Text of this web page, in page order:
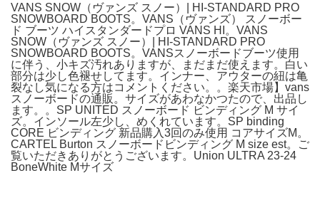
VANS SNOW（ヴァンズ スノー）| HI-STANDARD PRO
SNOWBOARD BOOTS。VANS（ヴァンズ） スノーボー
ド ブーツ ハイスタンダードプロ VANS HI。VANS
SNOW（ヴァンズ スノー）| HI-STANDARD PRO
SNOWBOARD BOOTS。VANSスノーボードブーツ使用
に伴う、小キズ汚れありますが、まだまだ使えます。白い
部分は少し色褪せしてます。インナー、アウターの紐は亀
裂なし気になる方はコメントください。。楽天市場】vans
スノーボードの通販。サイズがあわなかつたので、出品し
ます。。SP UNITED スノーボード ビンディング M サイ
ズ。インソール左少し、めくれています。SP binding
CORE ビンディング 新品購入3回のみ使用 コアサイズM。
CARTEL Burton スノーボードビンディング M size est。ご
覧いただきありがとうございます。Union ULTRA 23-24
BoneWhite Mサイズ